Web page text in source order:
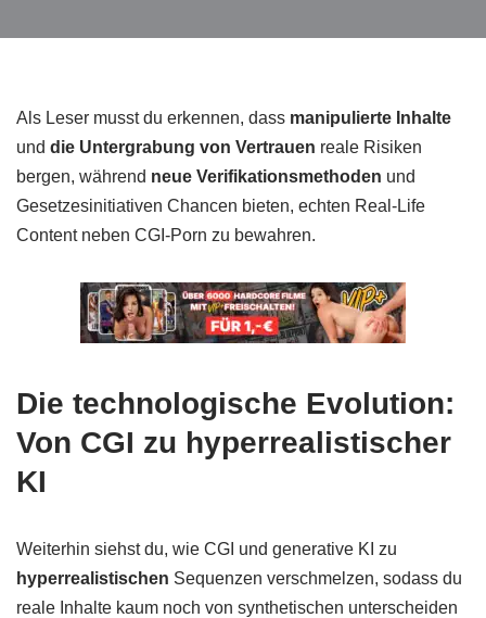
Als Leser musst du erkennen, dass manipulierte Inhalte
und die Untergrabung von Vertrauen reale Risiken
bergen, während neue Verifikationsmethoden und
Gesetzesinitiativen Chancen bieten, echten Real-Life
Content neben CGI-Porn zu bewahren.
Die technologische Evolution:
Von CGI zu hyperrealistischer
KI
Weiterhin siehst du, wie CGI und generative KI zu
hyperrealistischen Sequenzen verschmelzen, sodass du
reale Inhalte kaum noch von synthetischen unterscheiden